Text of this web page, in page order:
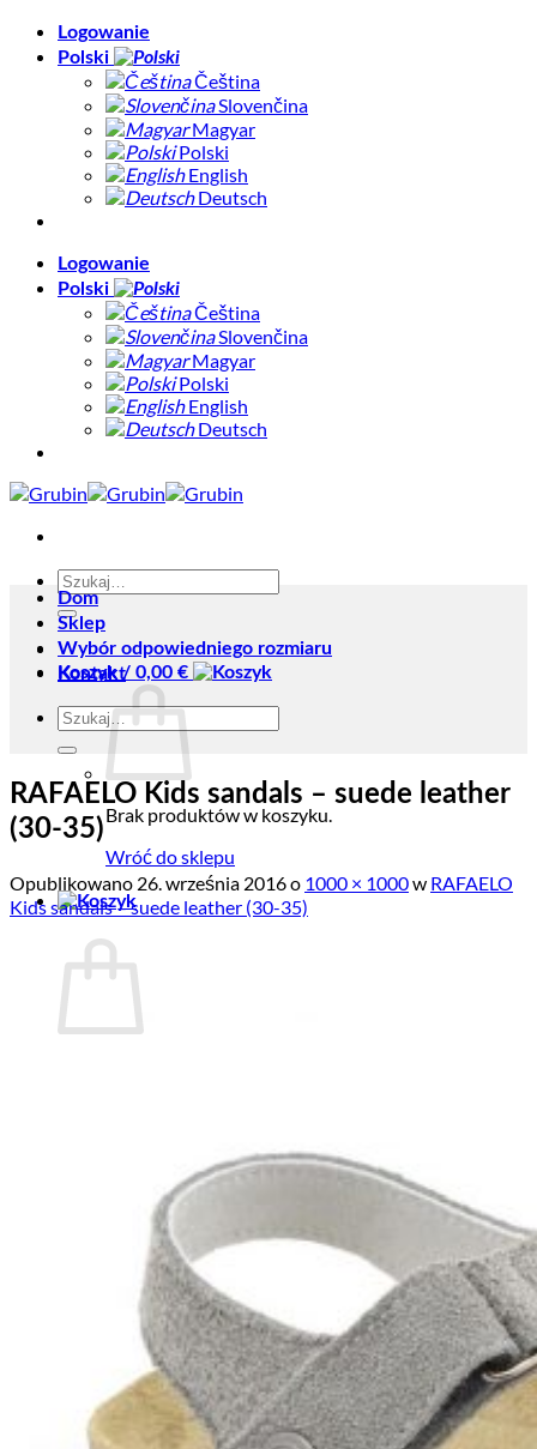
Skip
Logowanie
Polski
Čeština
Slovenčina
Magyar
Polski
English
Deutsch
Logowanie
Polski
Čeština
Slovenčina
Magyar
Polski
English
Deutsch
Szukaj:
Koszyk / 0,00 €
Brak produktów w koszyku.
Wróć do sklepu
Dom
Sklep
Wybór odpowiedniego rozmiaru
Kontakt
Szukaj:
RAFAELO Kids sandals – suede leather
(30-35)
Opublikowano 26. września 2016o 1000 × 1000w RAFAELO
Kids sandals – suede leather (30-35)